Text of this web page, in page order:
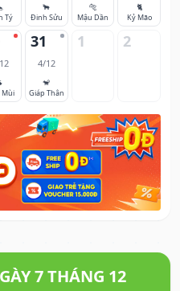
Tý
🐂
Đinh Sửu
🐅
Mậu Dần
🐈
Kỷ Mão
Mùi
31
4/12
🐒
Giáp Thân
1 2
7 THÁNG 12